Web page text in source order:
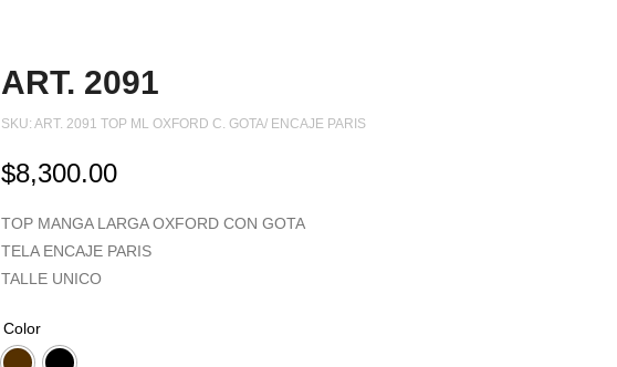
ART. 2091
SKU: ART. 2091 TOP ML OXFORD C. GOTA/ ENCAJE PARIS
$8,300.00
TOP MANGA LARGA OXFORD CON GOTA
TELA ENCAJE PARIS
TALLE UNICO
Color